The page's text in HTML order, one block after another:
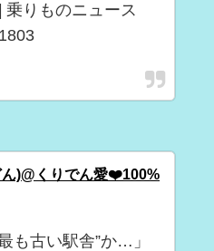
乗りものニュース
)@くりでん愛❤️100%
も古い駅舎”か…」